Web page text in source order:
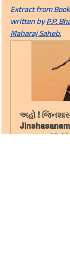
Extract from
written by P.P.
Maharaj Saheb.
અહો !
₹70.00₹20.00